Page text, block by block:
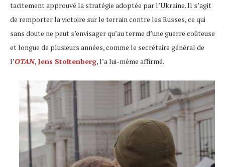
tacitement approuvé la stratégie adoptée par l’Ukraine. Il s’agit
de remporter la victoire sur le terrain contre les Russes, ce qui
sans doute ne peut s’envisager qu’au terme d’une guerre coûteuse
et longue de plusieurs années, comme le secrétaire général de
l’OTAN, Jens Stoltenberg, l’a lui-même affirmé.